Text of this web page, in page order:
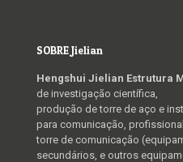
SOBRE Jielian
Hengshui Jielian Estrutura
de investigação científica,
produção de torre de aço e
para comunicação,
torre de comunicação
secundários, e outros